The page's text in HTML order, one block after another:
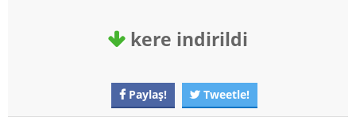
kere indirildi
Paylaş! Tweetle!